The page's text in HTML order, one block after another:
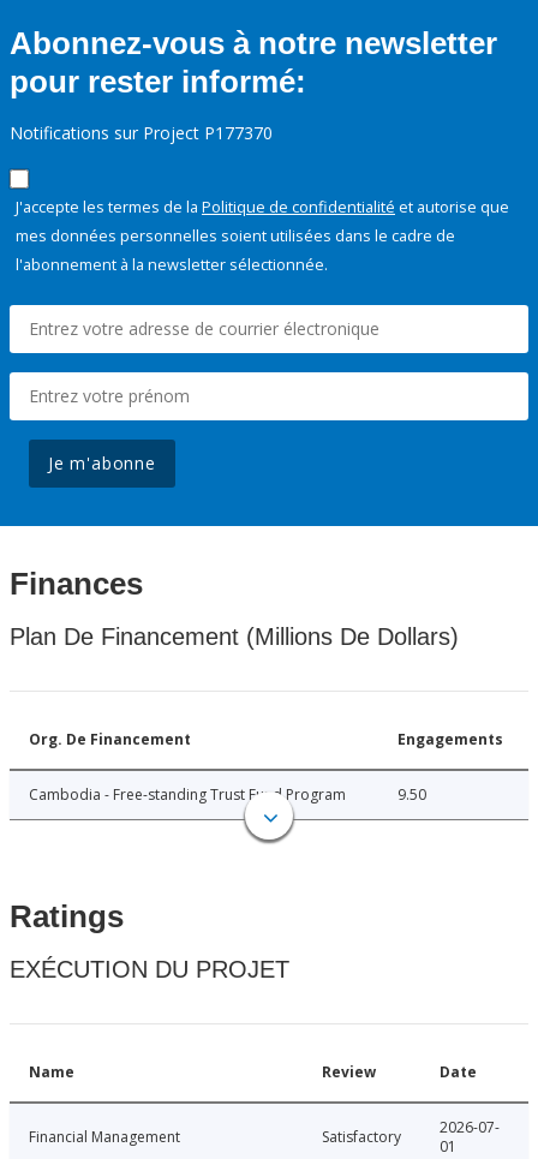
Abonnez-vous à notre newsletter
pour rester informé:
Notifications sur Project P177370
J'accepte les termes de la Politique de confidentialité et autorise que
mes données personnelles soient utilisées dans le cadre de
l'abonnement à la newsletter sélectionnée.
Je m'abonne
Finances
Plan De Financement (Millions De Dollars)
Org. De Financement Engagements
Cambodia - Free-standing Trust Fund Program 9.50
Ratings
EXÉCUTION DU PROJET
Name Review Date
Financial Management Satisfactory
2026-07-
01